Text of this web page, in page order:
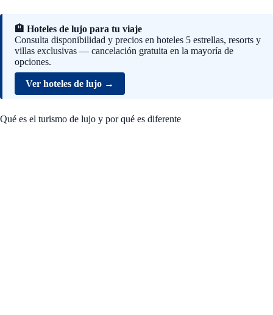
🏨 Hoteles de lujo para tu viaje
Consulta disponibilidad y precios en hoteles 5 estrellas, resorts y
villas exclusivas — cancelación gratuita en la mayoría de
opciones.
Ver hoteles de lujo →
Qué es el turismo de lujo y por qué es diferente